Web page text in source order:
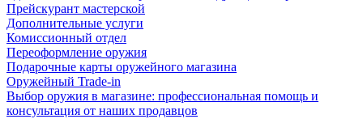
Прейскурант мастерской
Дополнительные услуги
Комиссионный отдел
Переоформление оружия
Подарочные карты оружейного магазина
Оружейный Trade-in
Выбор оружия в магазине: профессиональная помощь и
консультация от наших продавцов